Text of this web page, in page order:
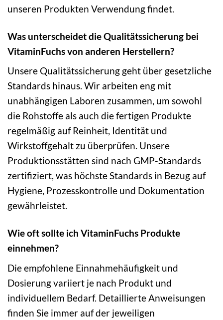
unseren Produkten Verwendung findet.
Was unterscheidet die Qualitätssicherung bei
VitaminFuchs von anderen Herstellern?
Unsere Qualitätssicherung geht über gesetzliche
Standards hinaus. Wir arbeiten eng mit
unabhängigen Laboren zusammen, um sowohl
die Rohstoffe als auch die fertigen Produkte
regelmäßig auf Reinheit, Identität und
Wirkstoffgehalt zu überprüfen. Unsere
Produktionsstätten sind nach GMP-Standards
zertifiziert, was höchste Standards in Bezug auf
Hygiene, Prozesskontrolle und Dokumentation
gewährleistet.
Wie oft sollte ich VitaminFuchs Produkte
einnehmen?
Die empfohlene Einnahmehäufigkeit und
Dosierung variiert je nach Produkt und
individuellem Bedarf. Detaillierte Anweisungen
finden Sie immer auf der jeweiligen